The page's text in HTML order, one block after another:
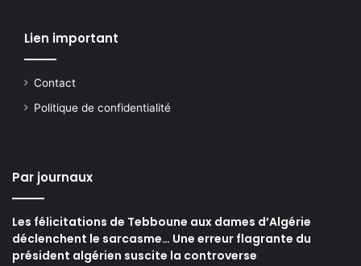
Lien important
Contact
Politique de confidentialité
Par journaux
Les félicitations de Tebboune aux dames d’Algérie
déclenchent le sarcasme… Une erreur flagrante du
président algérien suscite la controverse